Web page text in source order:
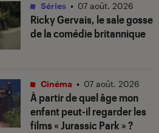
Ricky Gervais, le sale gosse
de la comédie britannique
Séries • 07 août. 2026
À partir de quel âge mon
enfant peut-il regarder les
films « Jurassic Park » ?
Cinéma • 07 août. 2026